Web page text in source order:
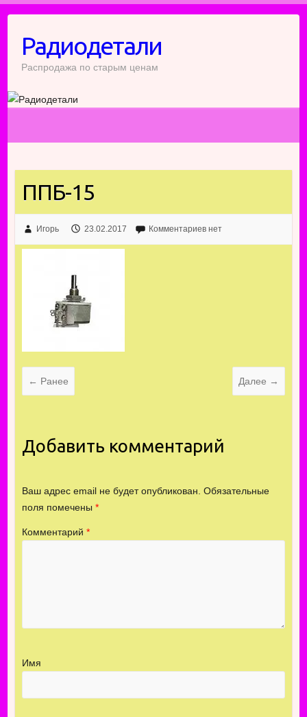
содержимому
Радиодетали
Распродажа по старым ценам
ППБ-15
Игорь 23.02.2017 Комментариев нет
← Ранее Далее →
Добавить комментарий
Ваш адрес email не будет опубликован. Обязательные
поля помечены *
Комментарий *
Имя